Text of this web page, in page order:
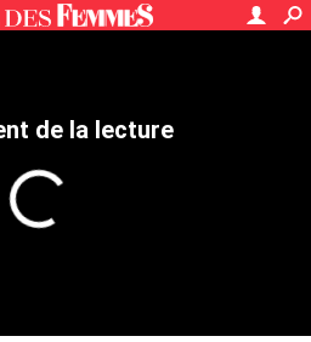
4.7 /5 27avis
ultra simple
est une réussite assurée